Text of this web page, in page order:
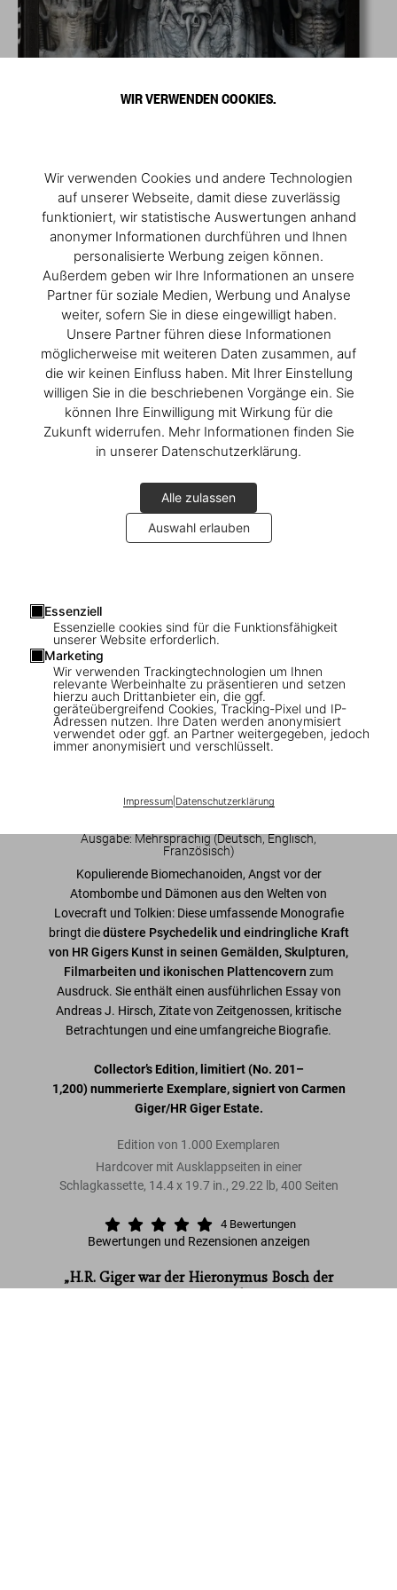
WIR VERWENDEN COOKIES.
Wir verwenden Cookies und andere Technologien
auf unserer Webseite, damit diese zuverlässig
funktioniert, wir statistische Auswertungen anhand
anonymer Informationen durchführen und Ihnen
personalisierte Werbung zeigen können.
Außerdem geben wir Ihre Informationen an unsere
Partner für soziale Medien, Werbung und Analyse
weiter, sofern Sie in diese eingewilligt haben.
Unsere Partner führen diese Informationen
möglicherweise mit weiteren Daten zusammen, auf
die wir keinen Einfluss haben. Mit Ihrer Einstellung
willigen Sie in die beschriebenen Vorgänge ein. Sie
können Ihre Einwilligung mit Wirkung für die
Zukunft widerrufen. Mehr Informationen finden Sie
in unserer Datenschutzerklärung.
Alle zulassen
Auswahl erlauben
Essenziell
Essenzielle cookies sind für die Funktionsfähigkeit
unserer Website erforderlich.
Marketing
Wir verwenden Trackingtechnologien um Ihnen
relevante Werbeinhalte zu präsentieren und setzen
hierzu auch Drittanbieter ein, die ggf.
geräteübergreifend Cookies, Tracking-Pixel und IP-
Adressen nutzen. Ihre Daten werden anonymisiert
verwendet oder ggf. an Partner weitergegeben, jedoch
immer anonymisiert und verschlüsselt.
Impressum| Datenschutzerklärung
SOLD OUT BABY SUMO
HR Giger
US$ 1.750
Diese Ausgabe ist ausverkauft. Gelegentlich werden jedoch
Jetzt registrieren
Ausgabe: Mehrsprachig (Deutsch, Englisch,
Französisch)
Kopulierende Biomechanoiden, Angst vor der
Atombombe und Dämonen aus den Welten von
Lovecraft und Tolkien: Diese umfassende Monografie
bringt diedüstere Psychedelik und eindringliche Kraft
von HR Gigers Kunst in seinen Gemälden, Skulpturen,
Filmarbeiten und ikonischen Plattencovern zum
Ausdruck. Sie enthält einen ausführlichen Essay von
Andreas J. Hirsch, Zitate von Zeitgenossen, kritische
Betrachtungen und eine umfangreiche Biografie.
Collector’s Edition, limitiert (No. 201–
1,200) nummerierte Exemplare, signiert von Carmen
Giger/HR Giger Estate.
Edition von 1.000 Exemplaren
Hardcover mit Ausklappseiten in einer
Schlagkassette, 14.4x 19.7 in., 29.22 lb, 400 Seiten
4 Bewertungen
Bewertungen und Rezensionen anzeigen
„H.R. Giger war der Hieronymus Bosch der